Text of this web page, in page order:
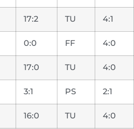
17:2 TU 4:1
0:0 FF 4:0
17:0 TU 4:0
3:1 PS 2:1
16:0 TU 4:0